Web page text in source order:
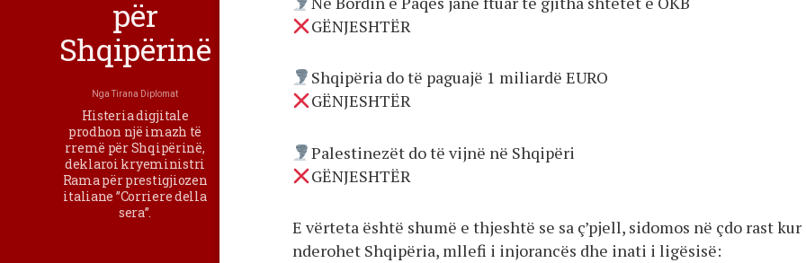
GËNJESHTËR
Shqipëria do të paguajë 1 miliardë EURO
GËNJESHTËR
Palestinezët do të vijnë në Shqipëri
GËNJESHTËR
E vërteta është shumë e thjeshtë se sa ç’pjell, sidomos në çdo rast kur
nderohet Shqipëria, mllefi i injorancës dhe inati i ligësisë:
për
Shqipërinë
NgaTirana Diplomat
Histeria digjitale
prodhon një imazh të
rremë për Shqipërinë,
deklaroi kryeministri
Rama për prestigjiozen
italiane ”Corriere della
sera”.